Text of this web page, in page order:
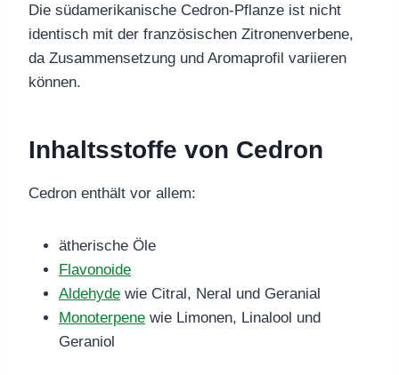
Die südamerikanische Cedron-Pflanze ist nicht
identisch mit der französischen Zitronenverbene,
da Zusammensetzung und Aromaprofil variieren
können.
Inhaltsstoffe von Cedron
Cedron enthält vor allem:
ätherische Öle
Flavonoide
Aldehyde wie Citral, Neral und Geranial
Monoterpene wie Limonen, Linalool und
Geraniol